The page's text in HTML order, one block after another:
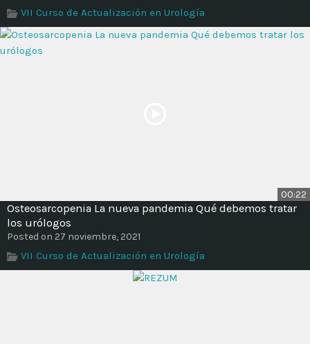
VII Curso de Actualización en Urología
00:22
Osteosarcopenia La nueva pandemia Qué debemos tratar
los urólogos
Posted on 27 noviembre, 2021
VII Curso de Actualización en Urología